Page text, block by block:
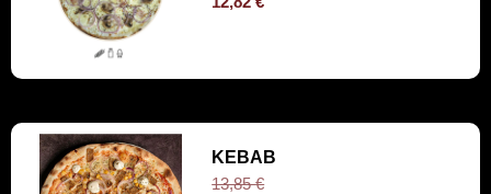
KEBAB
13,85€